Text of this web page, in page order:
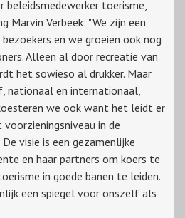
beleidsmedewerker toerisme,
Marvin Verbeek: "We zijn een
en we groeien ook nog
Alleen al door recreatie van
het sowieso al drukker. Maar
nationaal en internationaal,
we ook want het leidt er
in de
visie is een gezamenlijke
en haar partners om koers te
in goede banen te leiden.
een spiegel voor onszelf als